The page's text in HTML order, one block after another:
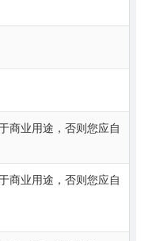
商业用途，否则您应自
商业用途，否则您应自